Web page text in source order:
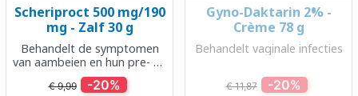
Scheriproct 500 mg/190
mg - Zalf 30 g
Behandelt de symptomen
van aambeien en hun pre- en
postoperatieve behandeling,
proctitis, anaal eczeem
€ 9,99 -20%
Gyno-Daktarin 2% -
Crème 78 g
Behandelt vaginale infecties
€ 11,87 -20%